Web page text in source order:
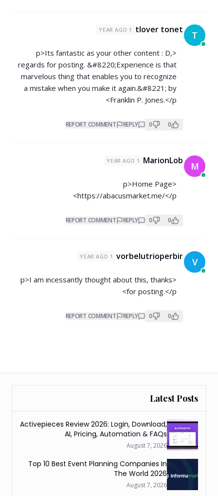
T
tlover tonet
1 YEAR AGO
<p>Its fantastic as your other content : D,
regards for posting. &#8220;Experience is that
marvelous thing that enables you to recognize
a mistake when you make it again.&#8221; by
Franklin P. Jones.</p>
0
0
REPLY
REPORT COMMENT
M
MarionLob
1 YEAR AGO
<p>Home Page
https://abacusmarket.me/</p>
0
0
REPLY
REPORT COMMENT
V
vorbelutrioperbir
1 YEAR AGO
<p>I am incessantly thought about this, thanks
for posting.</p>
0
0
REPLY
REPORT COMMENT
Latest Posts
Activepieces Review 2026: Login, Download,
AI, Pricing, Automation & FAQs
August 7, 2026
Top 10 Best Event Planning Companies In
The World 2026
August 7, 2026